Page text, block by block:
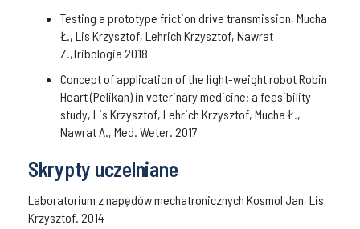
Testing a prototype friction drive transmission, Mucha
Ł., Lis Krzysztof, Lehrich Krzysztof, Nawrat
Z.,Tribologia 2018
Concept of application of the light-weight robot Robin
Heart (Pelikan) in veterinary medicine: a feasibility
study, Lis Krzysztof, Lehrich Krzysztof, Mucha Ł.,
Nawrat A., Med. Weter. 2017
Skrypty uczelniane
Laboratorium z napędów mechatronicznych Kosmol Jan, Lis
Krzysztof. 2014